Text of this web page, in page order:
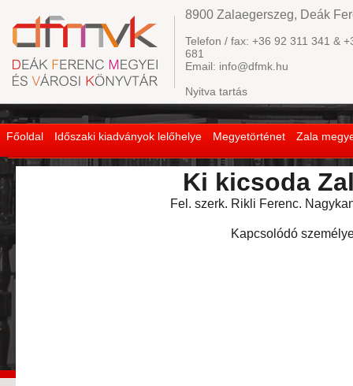
Főoldal Időszaki kiadványok lelőhelye Megyetörténet Zala
8900 Zalaegerszeg, Deák
Telefon / fax: +36 92 311 341 &
681
Email: info@dfmk.hu
Nyitva tartás
Ki kicsoda
Fel. szerk. Rikli Ferenc.
Kapcsolódó